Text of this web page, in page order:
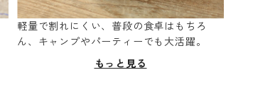
軽量で割れにくい、普段の食卓はもちろ
ん、キャンプやパーティーでも大活躍。
もっと見る